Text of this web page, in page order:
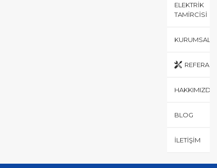
ELEKTRIK
TAMIRCISI
KURUMSAL
HAKKIMIZDA
BLOG
İLETIŞIM